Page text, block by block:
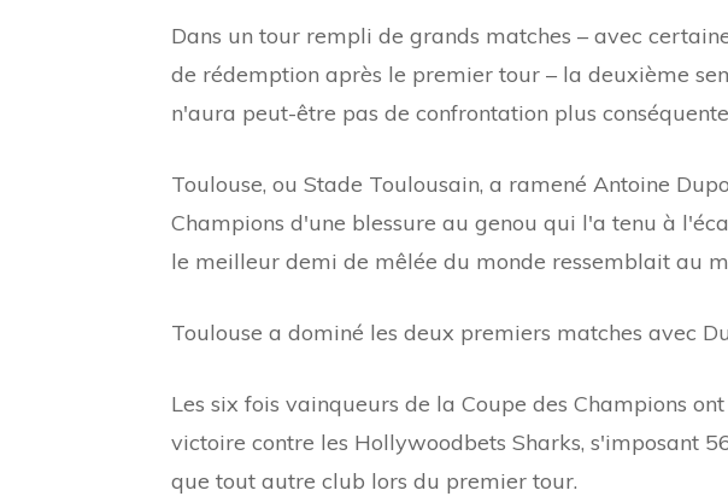
Dans un tour rempli de grands matches – avec
de rédemption après le premier tour – la deuxième
n'aura peut-être pas de confrontation plus
Toulouse, ou Stade Toulousain, a ramené Antoine
Champions d'une blessure au genou qui l'a tenu à
le meilleur demi de mêlée du monde ressemblait au
Toulouse a dominé les deux premiers matches avec
Les six fois vainqueurs de la Coupe des Champions
victoire contre les Hollywoodbets Sharks, s'imposant
que tout autre club lors du premier tour.